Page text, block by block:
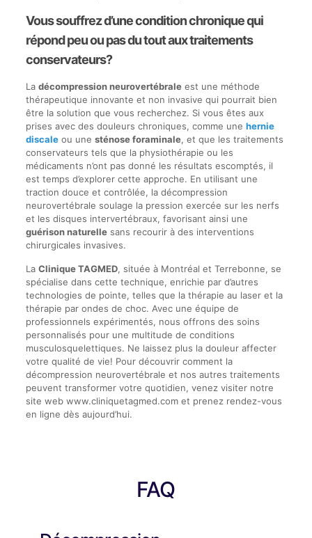
Vous souffrez d’une condition chronique qui
répond peu ou pas du tout aux traitements
conservateurs?
La décompression neurovertébraleest une méthode
thérapeutique innovante et non invasive qui pourrait bien
être la solution que vous recherchez. Si vous êtes aux
prises avec des douleurs chroniques, comme une hernie
discaleou une sténose foraminale, et que les traitements
conservateurs tels que la physiothérapie ou les
médicaments n’ont pas donné les résultats escomptés, il
est temps d’explorer cette approche. En utilisant une
traction douce et contrôlée, la décompression
neurovertébrale soulage la pression exercée sur les nerfs
et les disques intervertébraux, favorisant ainsi une
guérison naturellesans recourir à des interventions
chirurgicales invasives.
La Clinique TAGMED, située à Montréal et Terrebonne, se
spécialise dans cette technique, enrichie par d’autres
technologies de pointe, telles que la thérapie au laser et la
thérapie par ondes de choc. Avec une équipe de
professionnels expérimentés, nous offrons des soins
personnalisés pour une multitude de conditions
musculosquelettiques. Ne laissez plus la douleur affecter
votre qualité de vie! Pour découvrir comment la
décompression neurovertébrale et nos autres traitements
peuvent transformer votre quotidien, venez visiter notre
site web www.cliniquetagmed.com et prenez rendez-vous
en ligne dès aujourd’hui.
FAQ